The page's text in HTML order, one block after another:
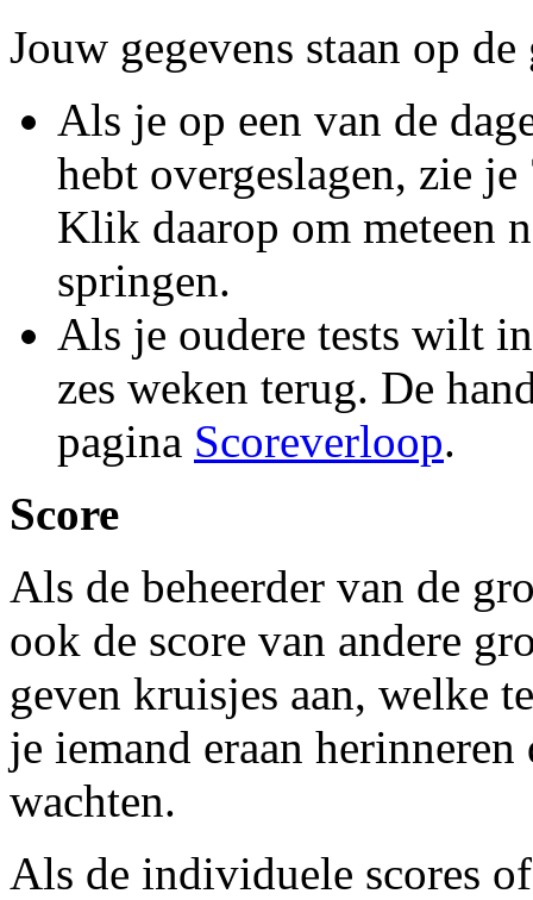
Jouw gegevens staan op
Als je op een van de
hebt overgeslagen, zie je
Klik daarop om meteen
springen.
Als je oudere tests wilt
zes weken terug. De
pagina Scoreverloop.
Score
Als de beheerder van de
ook de score van andere
geven kruisjes aan, welke
je iemand eraan herinneren
wachten.
Als de individuele scores